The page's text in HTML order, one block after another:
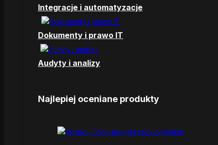
Integracje i automatyzacje
Dokumenty i prawo IT
Audyty i analizy
Najlepiej oceniane produkty